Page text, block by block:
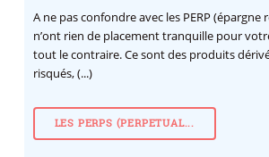
A ne pas confondre avec les PERP (épargne
n’ont rien de placement tranquille pour
tout le contraire. Ce sont des produits
risqués, (...)
LES PERPS (PERPETUAL...